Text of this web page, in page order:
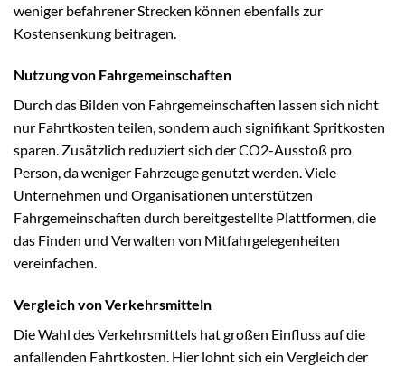
weniger befahrener Strecken können ebenfalls zur
Kostensenkung beitragen.
Nutzung von Fahrgemeinschaften
Durch das Bilden von Fahrgemeinschaften lassen sich nicht
nur Fahrtkosten teilen, sondern auch signifikant Spritkosten
sparen. Zusätzlich reduziert sich der CO2-Ausstoß pro
Person, da weniger Fahrzeuge genutzt werden. Viele
Unternehmen und Organisationen unterstützen
Fahrgemeinschaften durch bereitgestellte Plattformen, die
das Finden und Verwalten von Mitfahrgelegenheiten
vereinfachen.
Vergleich von Verkehrsmitteln
Die Wahl des Verkehrsmittels hat großen Einfluss auf die
anfallenden Fahrtkosten. Hier lohnt sich ein Vergleich der